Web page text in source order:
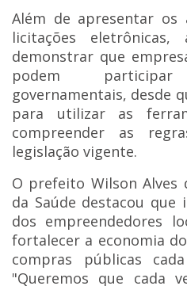
Além de apresentar os
licitações eletrônicas,
demonstrar que
podem
governamentais, desde
para utilizar as
compreender as
legislação vigente.
O prefeito Wilson Alves
da Saúde destacou que
dos empreendedores
fortalecer a economia
compras públicas
"Queremos que cada